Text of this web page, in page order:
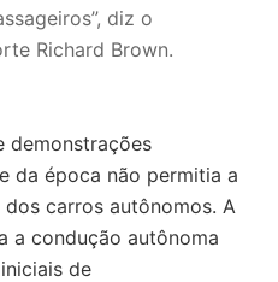
diz o
Richard Brown.
demonstrações
da época não permitia a
carros autônomos. A
a condução autônoma
de